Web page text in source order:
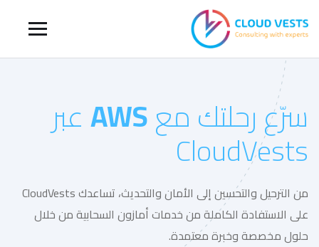
سرّع رحلتك معAWSعبر
CloudVests
من الترحيل والتحسين إلى الأمان والتحديث، تساعدك CloudVests
على الاستفادة الكاملة من خدمات أمازون السحابية من خلال
حلول مخصصة وخبرة معتمدة.